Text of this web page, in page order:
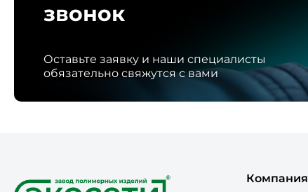
звонок
Оставьте заявку и наши специалисты
обязательно свяжутся с вами
Компания